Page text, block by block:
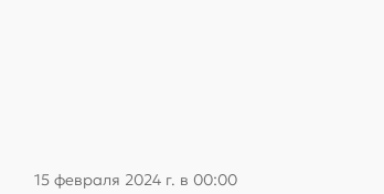
15 февраля 2024 г. в 00:00